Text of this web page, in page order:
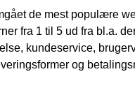
de mest populære
fra 1 til 5 ud fra bl.a.
kundeservice,
og